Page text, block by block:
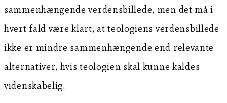
sammenhængende verdensbillede, men det må i
hvert fald være klart, at teologiens verdensbillede
ikke er mindre sammenhængende end relevante
alternativer, hvis teologien skal kunne kaldes
videnskabelig.